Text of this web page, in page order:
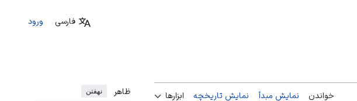
فارسی ورود
خواندن نمایش مبدأ نمایش تاریخچه ابزارها ظاهر نهفتن